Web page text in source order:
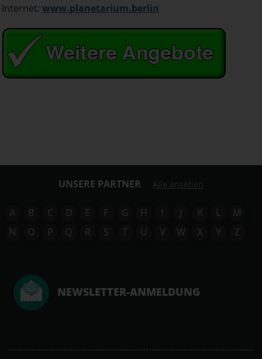
Internet: www.planetarium.berlin
UNSERE PARTNER Alle ansehen
A B C D E F G H I J K L
M
N
O P Q R S T U V W X Y Z
NEWSLETTER-ANMELDUNG